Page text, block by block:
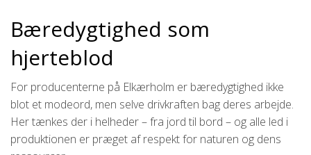
Bæredygtighed som
hjerteblod
For producenterne på Elkærholm er bæredygtighed ikke
blot et modeord, men selve drivkraften bag deres arbejde.
Her tænkes der i helheder – fra jord til bord – og alle led i
produktionen er præget af respekt for naturen og dens